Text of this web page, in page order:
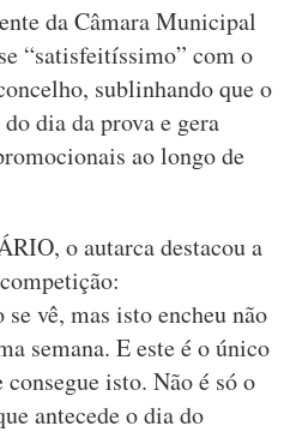
da Câmara Municipal
“satisfeitíssimo” com o
sublinhando que o
dia da prova e gera
ao longo de
o autarca destacou a
vê, mas isto encheu não
semana. E este é o único
isto. Não é só o
antecede o dia do